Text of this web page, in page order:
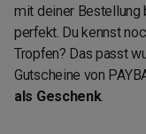
mit deiner Bestellung
perfekt. Du kennst
Tropfen? Das passt
Gutscheine von
als Geschenk.